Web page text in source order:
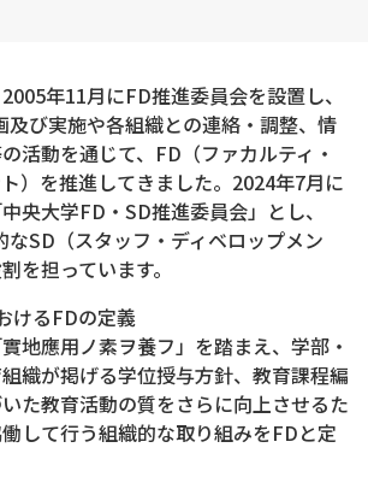
年11月にFD推進委員会を設置し、
及び実施や各組織との連絡・調整、情
活動を通じて、FD（ファカルティ・
）を推進してきました。2024年7月に
央大学FD・SD推進委員会」とし、
なSD（スタッフ・ディベロップメン
を担っています。
けるFDの定義
地應用ノ素ヲ養フ」を踏まえ、学部・
織が掲げる学位授与方針、教育課程編
た教育活動の質をさらに向上させるた
して行う組織的な取り組みをFDと定